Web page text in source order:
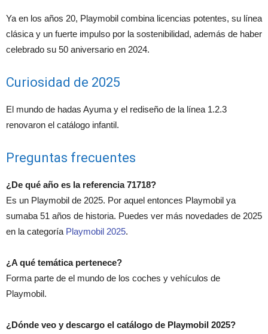
Ya en los años 20, Playmobil combina licencias potentes, su línea
clásica y un fuerte impulso por la sostenibilidad, además de haber
celebrado su 50 aniversario en 2024.
Curiosidad de 2025
El mundo de hadas Ayuma y el rediseño de la línea 1.2.3
renovaron el catálogo infantil.
Preguntas frecuentes
¿De qué año es la referencia 71718?
Es un Playmobil de 2025. Por aquel entonces Playmobil ya
sumaba 51 años de historia. Puedes ver más novedades de 2025
en la categoría Playmobil 2025.
¿A qué temática pertenece?
Forma parte de el mundo de los coches y vehículos de
Playmobil.
¿Dónde veo y descargo el catálogo de Playmobil 2025?